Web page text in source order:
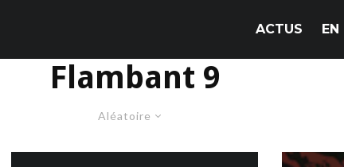
ACTUS EN
Flambant 9
Aléatoire